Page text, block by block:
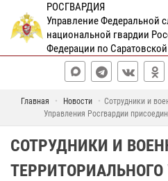
РОСГВАРДИЯ
Управление Федеральной
национальной гвардии
Федерации по
Главная Новости
Сотрудники и
Управления Росгвардии
СОТРУДНИКИ И
ТЕРРИТОРИАЛЬНОГО